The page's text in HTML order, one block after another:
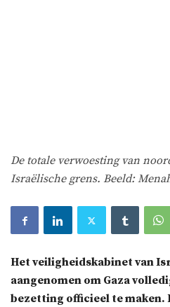
De totale verwoesting van
Israëlische grens. Beeld:
Het veiligheidskabinet van
aangenomen om Gaza
bezetting officieel te